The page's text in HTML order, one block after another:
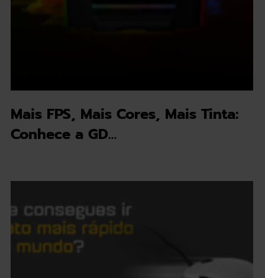
Mais FPS, Mais Cores, Mais Tinta:
Conhece a GD…